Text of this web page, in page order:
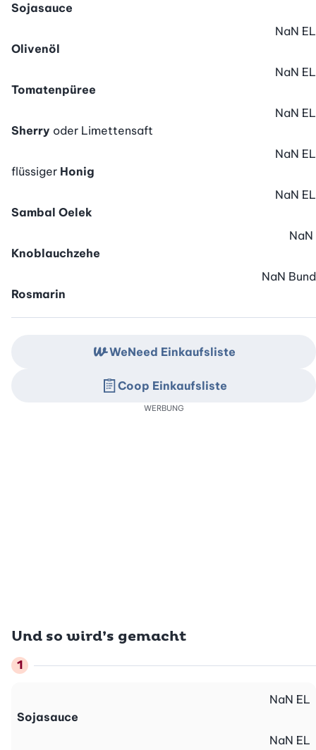
Sojasauce
Olivenöl
NaN EL
Tomatenpüree
NaN EL
Sherry oder Limettensaft
NaN EL
flüssiger Honig
NaN EL
Sambal Oelek
NaN EL
Knoblauchzehe
NaN
Rosmarin
NaN Bund
Und so wird’s gemacht
Sojasauce
NaN EL
NaN EL
WeNeed Einkaufsliste
Coop Einkaufsliste
WERBUNG